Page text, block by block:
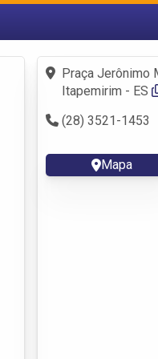
Fazer login
Criar conta
Praça Jerônimo
Itapemirim - ES
(28) 3521-1453
Mapa